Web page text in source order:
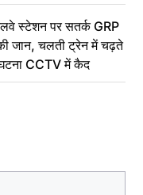
स्टेशन पर सतर्क GRP
की जान, चलती ट्रेन में चढ़ते
CCTV में कैद